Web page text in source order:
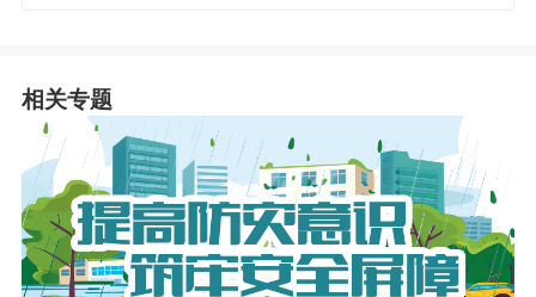
相关专题